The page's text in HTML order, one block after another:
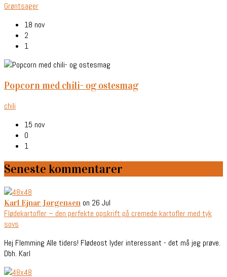
Grøntsager
18 nov
2
1
popcorn med chili- og ostesmag
chili
15 nov
0
1
Seneste kommentarer
Karl Ejnar Jørgensen on 26 Jul
Flødekartofler – den perfekte opskrift på cremede kartofler med tyk
sovs
Hej Flemming Alle tiders! Flødeost lyder interessant - det må jeg prøve.
Dbh. Karl